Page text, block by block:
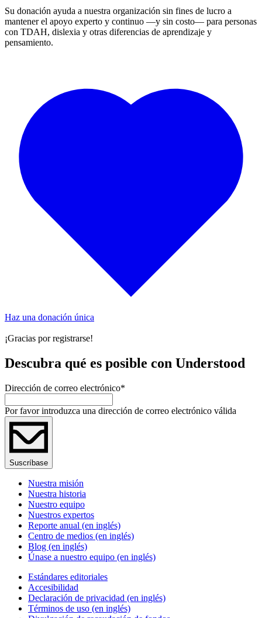
Su donación ayuda a nuestra organización sin fines de lucro a
mantener el apoyo experto y continuo —y sin costo— para personas
con TDAH, dislexia y otras diferencias de aprendizaje y
pensamiento.
Haz una donación única
¡Gracias por registrarse!
Descubra qué es posible con Understood
Dirección de correo electrónico*
Por favor introduzca una dirección de correo electrónico válida
Suscríbase
Nuestra misión
Nuestra historia
Nuestro equipo
Nuestros expertos
Reporte anual (en inglés)
Centro de medios (en inglés)
Blog (en inglés)
Únase a nuestro equipo (en inglés)
Estándares editoriales
Accesibilidad
Declaración de privacidad (en inglés)
Términos de uso (en inglés)